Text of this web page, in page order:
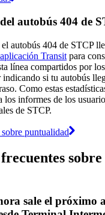
autobús 404 de
el autobús 404 de STCP
aplicación Transit para
línea compartidos por
si tu autobús
Como estas
los informes de los
de STCP.
puntualidad
sale el próximo